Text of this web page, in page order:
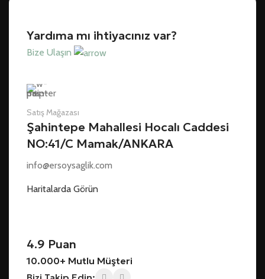
Yardıma mı ihtiyacınız var?
Bize Ulaşın
Satış Mağazası
Şahintepe Mahallesi Hocalı Caddesi
NO:41/C Mamak/ANKARA
info@ersoysaglik.com
Haritalarda Görün
4.9 Puan
10.000+ Mutlu Müşteri